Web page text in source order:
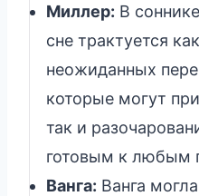
Миллер: В
сне трактуется
неожиданных
которые могут
так и
готовым к любым
Ванга: Ванга